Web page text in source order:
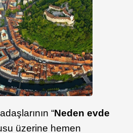
“Neden evde
üzerine hemen